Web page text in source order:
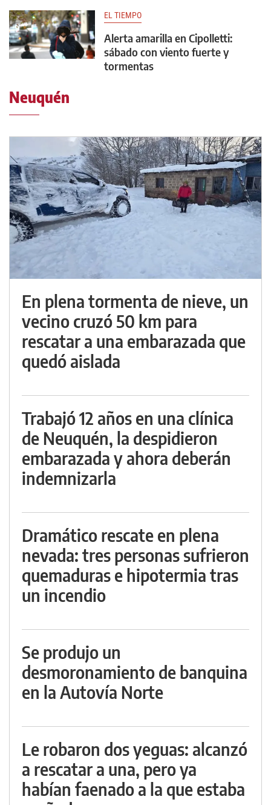
EL TIEMPO
Alerta amarilla en Cipolletti:
sábado con viento fuerte y
tormentas
Neuquén
En plena tormenta de nieve, un
vecino cruzó 50 km para
rescatar a una embarazada que
quedó aislada
Trabajó 12 años en una clínica
de Neuquén, la despidieron
embarazada y ahora deberán
indemnizarla
Dramático rescate en plena
nevada: tres personas sufrieron
quemaduras e hipotermia tras
un incendio
Se produjo un
desmoronamiento de banquina
en la Autovía Norte
Le robaron dos yeguas: alcanzó
a rescatar a una, pero ya
habían faenado a la que estaba